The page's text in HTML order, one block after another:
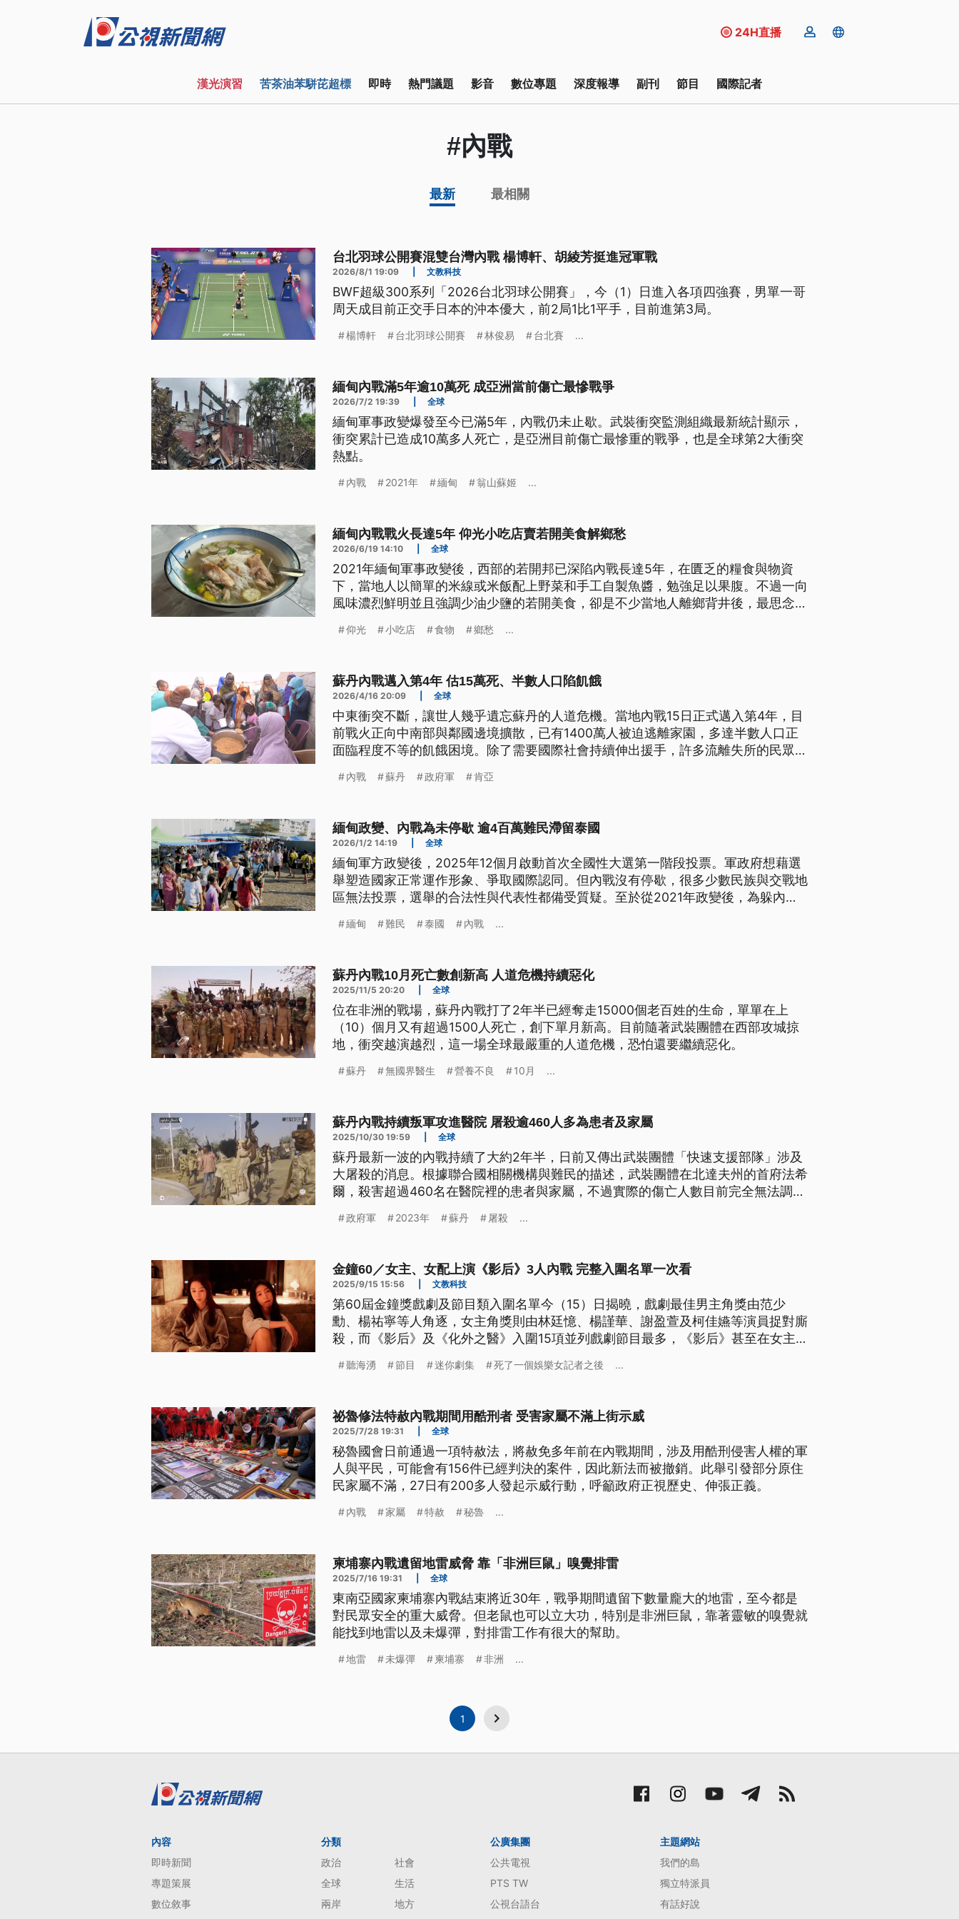
24H直播
漢光演習 苦茶油苯駢芘超標 即時 熱門議題 影音 數位專題 深度報導 副刊 節目 國際記者
#內戰
最新 最相關
台北羽球公開賽混雙台灣內戰 楊博軒、胡綾芳挺進冠軍戰
2026/8/1 19:09 文教科技
BWF超級300系列「2026台北羽球公開賽」，今（1）日進入各項四強賽，男單一哥
周天成目前正交手日本的沖本優大，前2局1比1平手，目前進第3局。
楊博軒 台北羽球公開賽 林俊易 台北賽 ...
緬甸內戰滿5年逾10萬死 成亞洲當前傷亡最慘戰爭
2026/7/2 19:39 全球
緬甸軍事政變爆發至今已滿5年，內戰仍未止歇。武裝衝突監測組織最新統計顯示，
衝突累計已造成10萬多人死亡，是亞洲目前傷亡最慘重的戰爭，也是全球第2大衝突
熱點。
內戰 2021年 緬甸 翁山蘇姬 ...
緬甸內戰戰火長達5年 仰光小吃店賣若開美食解鄉愁
2026/6/19 14:10 全球
2021年緬甸軍事政變後，西部的若開邦已深陷內戰長達5年，在匱乏的糧食與物資
下，當地人以簡單的米線或米飯配上野菜和手工自製魚醬，勉強足以果腹。不過一向
風味濃烈鮮明並且強調少油少鹽的若開美食，卻是不少當地人離鄉背井後，最思念的
仰光 小吃店 食物 鄉愁 ...
蘇丹內戰邁入第4年 估15萬死、半數人口陷飢餓
2026/4/16 20:09 全球
中東衝突不斷，讓世人幾乎遺忘蘇丹的人道危機。當地內戰15日正式邁入第4年，目
前戰火正向中南部與鄰國邊境擴散，已有1400萬人被迫逃離家園，多達半數人口正
面臨程度不等的飢餓困境。除了需要國際社會持續伸出援手，許多流離失所的民眾更
內戰 蘇丹 政府軍 肯亞
緬甸政變、內戰為未停歇 逾4百萬難民滯留泰國
2026/1/2 14:19 全球
緬甸軍方政變後，2025年12個月啟動首次全國性大選第一階段投票。軍政府想藉選
舉塑造國家正常運作形象、爭取國際認同。但內戰沒有停歇，很多少數民族與交戰地
區無法投票，選舉的合法性與代表性都備受質疑。至於從2021年政變後，為躲內戰
緬甸 難民 泰國 內戰 ...
蘇丹內戰10月死亡數創新高 人道危機持續惡化
2025/11/5 20:20 全球
位在非洲的戰場，蘇丹內戰打了2年半已經奪走15000個老百姓的生命，單單在上
（10）個月又有超過1500人死亡，創下單月新高。目前隨著武裝團體在西部攻城掠
地，衝突越演越烈，這一場全球最嚴重的人道危機，恐怕還要繼續惡化。
蘇丹 無國界醫生 營養不良 10月 ...
蘇丹內戰持續叛軍攻進醫院 屠殺逾460人多為患者及家屬
2025/10/30 19:59 全球
蘇丹最新一波的內戰持續了大約2年半，日前又傳出武裝團體「快速支援部隊」涉及
大屠殺的消息。根據聯合國相關機構與難民的描述，武裝團體在北達夫州的首府法希
爾，殺害超過460名在醫院裡的患者與家屬，不過實際的傷亡人數目前完全無法調查
政府軍 2023年 蘇丹 屠殺 ...
金鐘60／女主、女配上演《影后》3人內戰 完整入圍名單一次看
2025/9/15 15:56 文教科技
第60屆金鐘獎戲劇及節目類入圍名單今（15）日揭曉，戲劇最佳男主角獎由范少
勳、楊祐寧等人角逐，女主角獎則由林廷憶、楊謹華、謝盈萱及柯佳嬿等演員捉對廝
殺，而《影后》及《化外之醫》入圍15項並列戲劇節目最多，《影后》甚至在女主
入圍。
聽海湧 節目 迷你劇集 死了一個娛樂女記者之後 ...
祕魯修法特赦內戰期間用酷刑者 受害家屬不滿上街示威
2025/7/28 19:31 全球
秘魯國會日前通過一項特赦法，將赦免多年前在內戰期間，涉及用酷刑侵害人權的軍
人與平民，可能會有156件已經判決的案件，因此新法而被撤銷。此舉引發部分原住
民家屬不滿，27日有200多人發起示威行動，呼籲政府正視歷史、伸張正義。
內戰 家屬 特赦 秘魯 ...
柬埔寨內戰遺留地雷威脅 靠「非洲巨鼠」嗅覺排雷
2025/7/16 19:31 全球
東南亞國家柬埔寨內戰結束將近30年，戰爭期間遺留下數量龐大的地雷，至今都是
對民眾安全的重大威脅。但老鼠也可以立大功，特別是非洲巨鼠，靠著靈敏的嗅覺就
能找到地雷以及未爆彈，對排雷工作有很大的幫助。
地雷 未爆彈 柬埔寨 非洲 ...
1
內容
即時新聞
專題策展
數位敘事
分類
政治
社會
全球
生活
兩岸
地方
公廣集團
公共電視
PTS TW
公視台語台
主題網站
我們的島
獨立特派員
有話好說